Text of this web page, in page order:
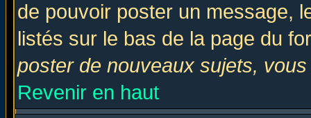
de pouvoir poster un message,
listés sur le bas de la page du
poster de nouveaux sujets,
Revenir en haut